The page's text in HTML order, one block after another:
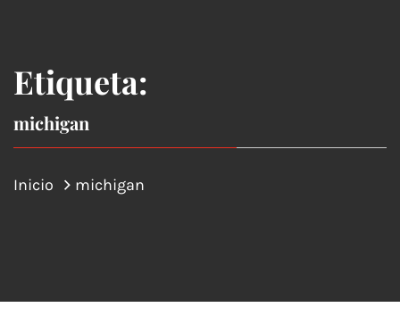
Etiqueta:
michigan
Inicio michigan